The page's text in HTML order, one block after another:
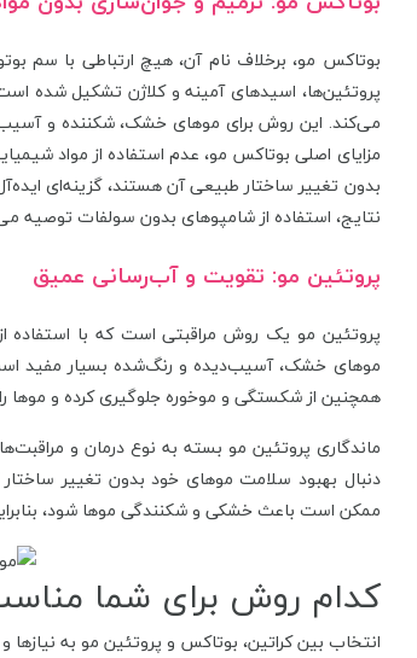
بوتاکس مو، برخلاف نام آن، هیچ ارتباطی با سم
پروتئین‌ها، اسیدهای آمینه و کلاژن تشکیل شده
می‌کند. این روش برای موهای خشک، شکننده و
مزایای اصلی بوتاکس مو، عدم استفاده از مواد
نتایج، استفاده از شامپوهای بدون سولفات توصیه
پروتئین مو: تقویت و آب‌رسانی عمیق
پروتئین مو یک روش مراقبتی است که با استفاده
موهای خشک، آسیب‌دیده و رنگ‌شده بسیار مفید
همچنین از شکستگی و موخوره جلوگیری کرده و موها
ماندگاری پروتئین مو بسته به نوع درمان و
دنبال بهبود سلامت موهای خود بدون تغییر
ممکن است باعث خشکی و شکنندگی موها شود،
کدام روش برای شما
انتخاب بین کراتین، بوتاکس و پروتئین مو به